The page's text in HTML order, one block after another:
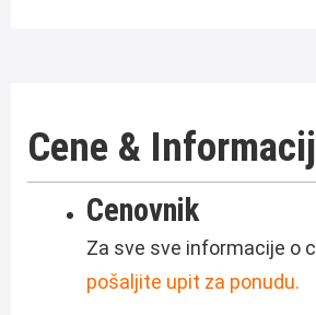
Cene &
Cenovnik
Za sve sve informacije o
pošaljite upit za ponudu.